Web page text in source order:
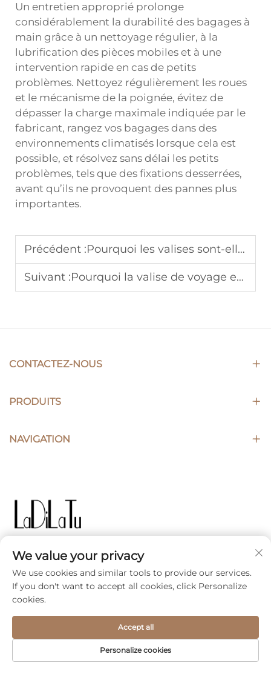
Un entretien approprié prolonge
considérablement la durabilité des bagages à
main grâce à un nettoyage régulier, à la
lubrification des pièces mobiles et à une
intervention rapide en cas de petits
problèmes. Nettoyez régulièrement les roues
et le mécanisme de la poignée, évitez de
dépasser la charge maximale indiquée par le
fabricant, rangez vos bagages dans des
environnements climatisés lorsque cela est
possible, et résolvez sans délai les petits
problèmes, tels que des fixations desserrées,
avant qu’ils ne provoquent des pannes plus
importantes.
Précédent :Pourquoi les valises sont-elles la norme pour les professionnels en déplacement ?
Suivant :Pourquoi la valise de voyage est-elle l’article le plus populaire auprès des revendeurs ?
CONTACTEZ-NOUS
PRODUITS
NAVIGATION
Ladilatu est votre partenaire stratégique de
confiance, fournissant des solutions innovantes en
matière de bagages et des équipements de voyage
SUIVEZ-NOUS
We value your privacy
We use cookies and similar tools to provide our services.
If you don't want to accept all cookies, click Personalize
cookies.
Personalize cookies
Accept all